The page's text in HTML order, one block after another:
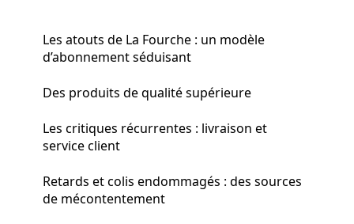
Les atouts de La Fourche : un modèle
d’abonnement séduisant
Des produits de qualité supérieure
Les critiques récurrentes : livraison et
service client
Retards et colis endommagés : des sources
de mécontentement